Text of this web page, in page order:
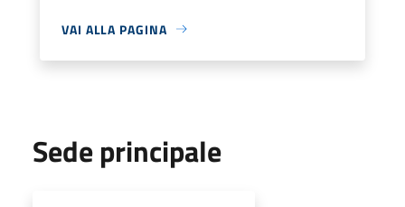
VAI ALLA PAGINA
Sede principale